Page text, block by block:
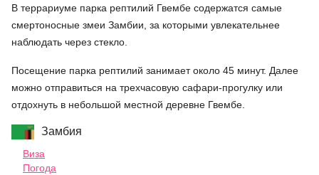
В террариуме парка рептилий Гвембе содержатся самые
смертоносные змеи Замбии, за которыми увлекательнее
наблюдать через стекло.
Посещение парка рептилий занимает около 45 минут. Далее
можно отправиться на трехчасовую сафари-прогулку или
отдохнуть в небольшой местной деревне Гвембе.
Замбия
Виза
Погода